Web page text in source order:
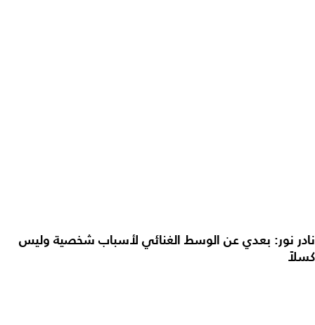
نادر نور: بعدي عن الوسط الغنائي لأسباب شخصية وليس
كسلاً